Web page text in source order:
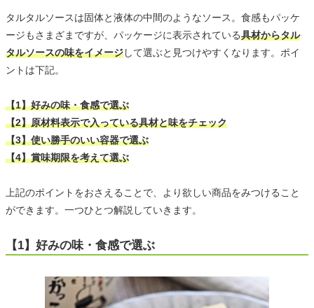
タルタルソースは固体と液体の中間のようなソース。食感もパッケ
ージもさまざまですが、パッケージに表示されている具材からタル
タルソースの味をイメージして選ぶと見つけやすくなります。ポイ
ントは下記。
【1】好みの味・食感で選ぶ
【2】原材料表示で入っている具材と味をチェック
【3】使い勝手のいい容器で選ぶ
【4】賞味期限を考えて選ぶ
上記のポイントをおさえることで、より欲しい商品をみつけること
ができます。一つひとつ解説していきます。
【1】好みの味・食感で選ぶ